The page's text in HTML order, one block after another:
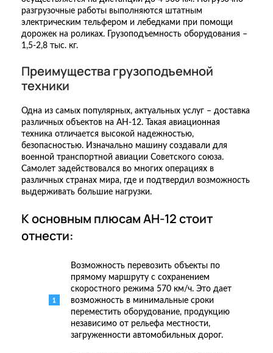
разгрузочные работы выполняются штатным
электрическим тельфером и лебедками при помощи
дорожек на роликах. Грузоподъемность оборудования –
1,5-2,8 тыс. кг.
Преимущества грузоподъемной
техники
Одна из самых популярных, актуальных услуг – доставка
различных объектов на АН-12. Такая авиационная
техника отличается высокой надежностью,
безопасностью. Изначально машину создавали для
военной транспортной авиации Советского союза.
Самолет задействовался во многих операциях в
различных странах мира, где и подтвердил возможность
выдерживать большие нагрузки.
К основным плюсам АН-12 стоит
отнести:
Возможность перевозить объекты по
прямому маршруту с сохранением
скоростного режима 570 км/ч. Это дает
возможность в минимальные сроки
переместить оборудование, продукцию
независимо от рельефа местности,
загруженности автомобильных дорог.